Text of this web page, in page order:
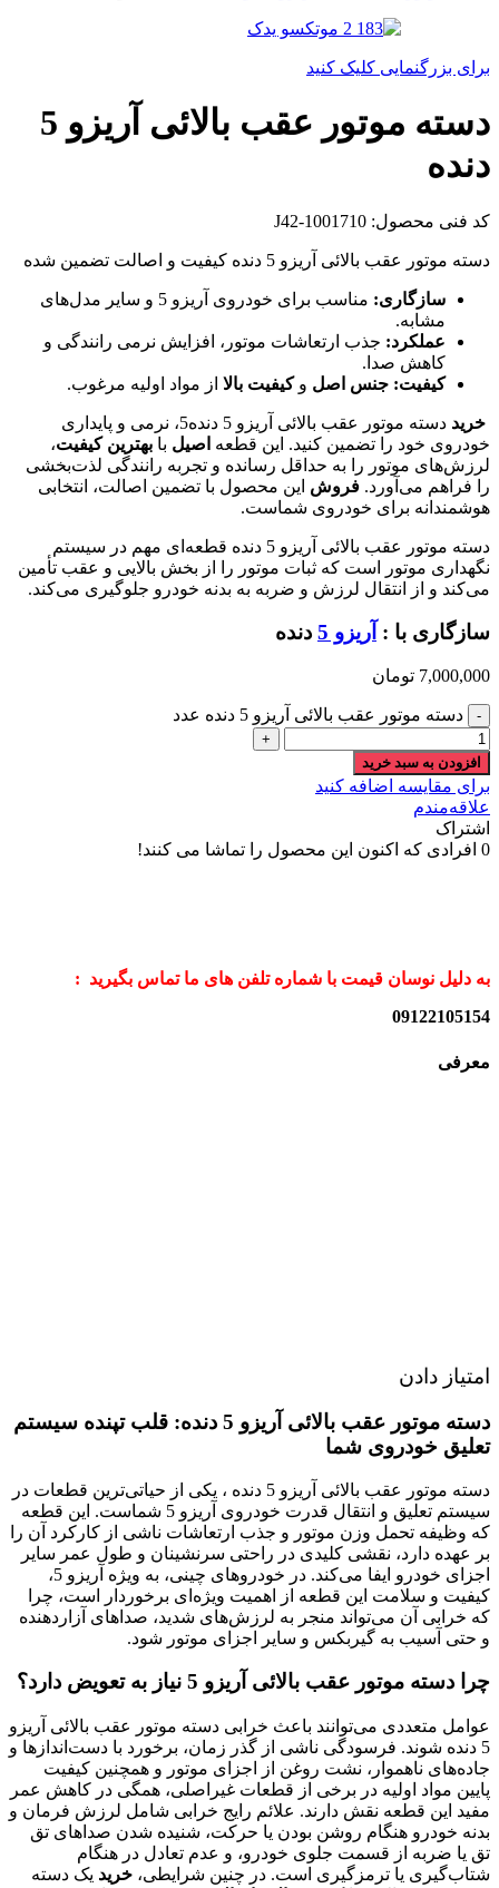
برای بزرگنمایی کلیک کنید
دسته موتور عقب بالائی آریزو 5
دنده
کد فنی محصول: J42-1001710
دسته موتور عقب بالائی آریزو 5 دنده کیفیت و اصالت تضمین شده
سازگاری:
مناسب برای خودروی آریزو 5 و سایر مدل‌های
مشابه.
عملکرد: جذب ارتعاشات موتور، افزایش نرمی رانندگی و
کاهش صدا.
کیفیت: جنس اصل وکیفیت بالا از مواد اولیه مرغوب.
خرید
دسته موتور عقب بالائی آریزو 5 دنده5، نرمی و پایداری
خودروی خود را تضمین کنید. این قطعه اصیل با بهترین کیفیت،
لرزش‌های موتور را به حداقل رسانده و تجربه رانندگی لذت‌بخشی
را فراهم می‌آورد. فروش این محصول با تضمین اصالت، انتخابی
هوشمندانه برای خودروی شماست.
دسته موتور عقب بالائی آریزو 5 دنده قطعه‌ای مهم در سیستم
نگهداری موتور است که ثبات موتور را از بخش بالایی و عقب تأمین
می‌کند و از انتقال لرزش و ضربه به بدنه خودرو جلوگیری می‌کند.
سازگاری با : آریزو 5 دنده
7,000,000 تومان
دسته موتور عقب بالائی آریزو 5 دنده عدد
افزودن به سبد خرید
برای مقایسه اضافه کنید
علاقه‌مندم
اشتراک
0 افرادی که اکنون این محصول را تماشا می کنند!
به دلیل نوسان قیمت با شماره تلفن های ما تماس بگیرید :
09122105154
معرفی
امتیاز دادن
دسته موتور عقب بالائی آریزو 5 دنده: قلب تپنده سیستم
تعلیق خودروی شما
دسته موتور عقب بالائی آریزو 5 دنده ، یکی از حیاتی‌ترین قطعات در
سیستم تعلیق و انتقال قدرت خودروی آریزو 5 شماست. این قطعه
که وظیفه تحمل وزن موتور و جذب ارتعاشات ناشی از کارکرد آن را
بر عهده دارد، نقشی کلیدی در راحتی سرنشینان و طول عمر سایر
اجزای خودرو ایفا می‌کند. در خودروهای چینی، به ویژه آریزو 5،
کیفیت و سلامت این قطعه از اهمیت ویژه‌ای برخوردار است، چرا
که خرابی آن می‌تواند منجر به لرزش‌های شدید، صداهای آزاردهنده
و حتی آسیب به گیربکس و سایر اجزای موتور شود.
چرا دسته موتور عقب بالائی آریزو 5 نیاز به تعویض دارد؟
عوامل متعددی می‌توانند باعث خرابی دسته موتور عقب بالائی آریزو
5 دنده شوند. فرسودگی ناشی از گذر زمان، برخورد با دست‌اندازها و
جاده‌های ناهموار، نشت روغن از اجزای موتور و همچنین کیفیت
پایین مواد اولیه در برخی از قطعات غیراصلی، همگی در کاهش عمر
مفید این قطعه نقش دارند. علائم رایج خرابی شامل لرزش فرمان و
بدنه خودرو هنگام روشن بودن یا حرکت، شنیده شدن صداهای تق
تق یا ضربه از قسمت جلوی خودرو، و عدم تعادل در هنگام
شتاب‌گیری یا ترمزگیری است. در چنین شرایطی، خرید یک دسته